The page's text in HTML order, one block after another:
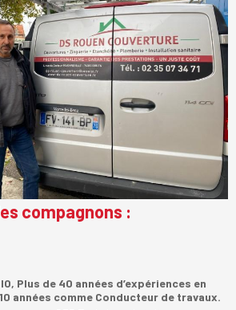
compagnons :
Plus de 40 années d’expériences en
années comme Conducteur de travaux.